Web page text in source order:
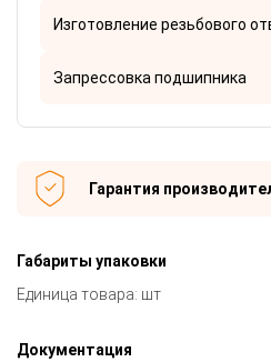
Изготовление резьбового
Запрессовка подшипника
Гарантия
Габариты упаковки
Единица товара: шт
Документация